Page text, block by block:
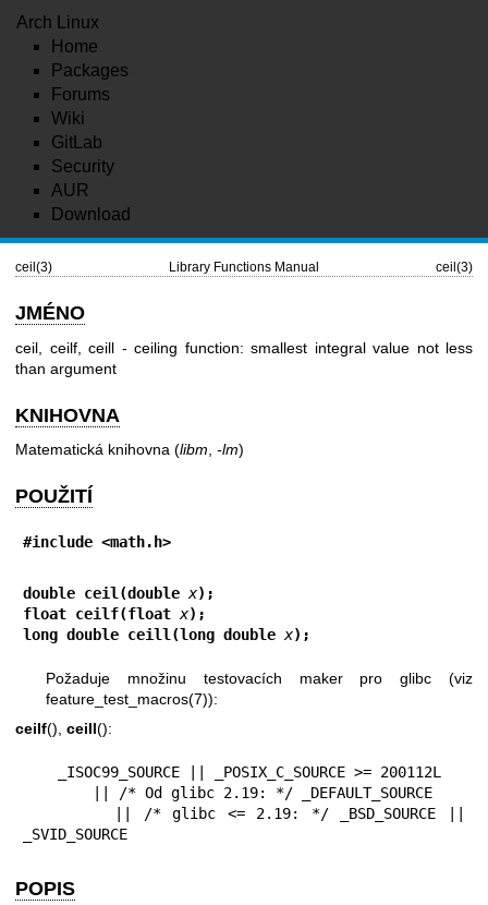
Arch Linux
Home
Packages
Forums
Wiki
GitLab
Security
AUR
Download
ceil(3) Library Functions Manual ceil(3)
JMÉNO
ceil, ceilf, ceill - ceiling function: smallest integral value not less
than argument
KNIHOVNA
Matematická knihovna (libm -lm)
POUŽITÍ
#include <math.h>
double ceil(double x);
float ceilf(float x);
long double ceill(long double x);
Požaduje množinu testovacích maker pro glibc (viz
feature_test_macros(7)):
ceilf(), ceill():
_SVID_SOURCE
POPIS